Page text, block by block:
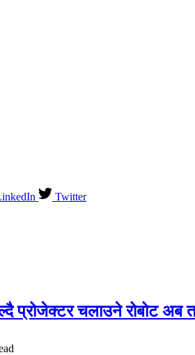
Twitter
प्रोजेक्टर चलाउने रोबोट अब